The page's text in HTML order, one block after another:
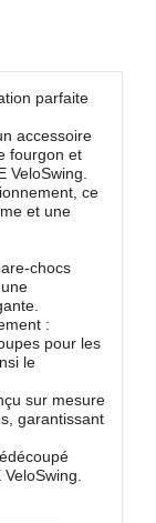
parfaite
accessoire
fourgon et
VeloSwing.
ce
et une
chocs
:
pour les
le
sur mesure
garantissant